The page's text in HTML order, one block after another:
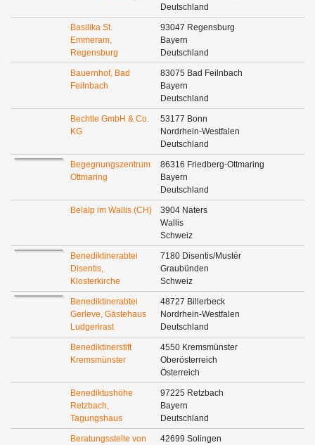
Deutschland
Basilika St.
Emmeram,
Regensburg
93047 Regensburg
Bayern
Deutschland
Bauernhof, Bad
Feilnbach
83075 Bad Feilnbach
Bayern
Deutschland
Bechtle GmbH & Co.
KG
53177 Bonn
Nordrhein-Westfalen
Deutschland
Begegnungszentrum
Ottmaring
86316 Friedberg-Ottmaring
Bayern
Deutschland
Belalp im Wallis (CH)
3904 Naters
Wallis
Schweiz
Benediktinerabtei
Disentis,
Klosterkirche
7180 Disentis/Mustér
Graubünden
Schweiz
Benediktinerabtei
Gerleve, Gästehaus
Ludgerirast
48727 Billerbeck
Nordrhein-Westfalen
Deutschland
Benediktinerstift
Kremsmünster
4550 Kremsmünster
Oberösterreich
Österreich
Benediktushöhe
Retzbach,
Tagungshaus
97225 Retzbach
Bayern
Deutschland
Beratungsstelle von
42699 Solingen